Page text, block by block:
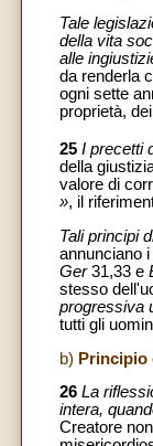
Tale
della vita
alle
da renderla
ogni sette
proprietà,
25 I precetti
della
valore di
», il
Tali principi
annunciano
Ger31,33 e
stesso
progressiva
tutti gli
b) Principio
26 La
intera,
Creatore